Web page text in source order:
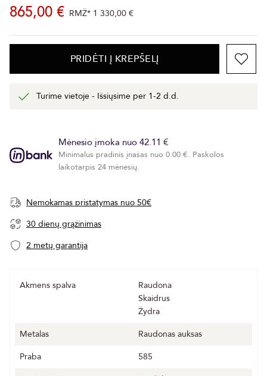
865,00 € RMŽ* 1 330,00 €
PRIDĖTI Į KREPŠELĮ
Turime vietoje - Išsiųsime per 1-2 d.d.
Mėnesio įmoka nuo 42.11 €
Minimalus pradinis įnašas nuo 0.00 €. Paskolos
laikotarpis 24 mėnesių.
Nemokamas pristatymas nuo 50€
30 dienų grąžinimas
2 metų garantija
Akmens spalva
Raudona
Skaidrus
Žydra
Metalas
Raudonas auksas
Praba
585